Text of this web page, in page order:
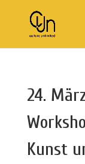
24.
Kunst